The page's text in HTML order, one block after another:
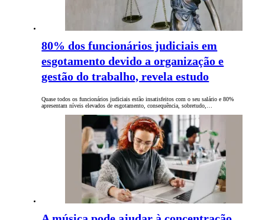
80% dos funcionários judiciais em
esgotamento devido a organização e
gestão do trabalho, revela estudo
Quase todos os funcionários judiciais estão insatisfeitos com o seu salário e 80%
apresentam níveis elevados de esgotamento, consequência, sobretudo,…